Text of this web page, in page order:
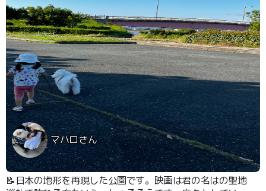
マハロさん
📝日本の地形を再現した公園です。映画は君の名はの聖地